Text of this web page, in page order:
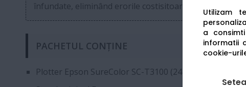
Utilizam
a
informatii
cookie-
înfundate, eliminând erorile costisitoare de
PACHETUL CONȚINE
Plotter Epson SureColor SC-T3100 (24 inch)